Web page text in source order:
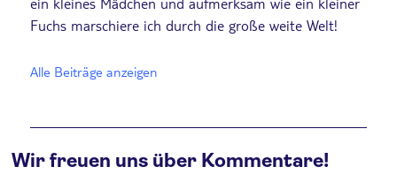
Fuchs marschiere ich durch die große weite Welt!
Alle Beiträge anzeigen
Wir freuen uns über Kommentare!